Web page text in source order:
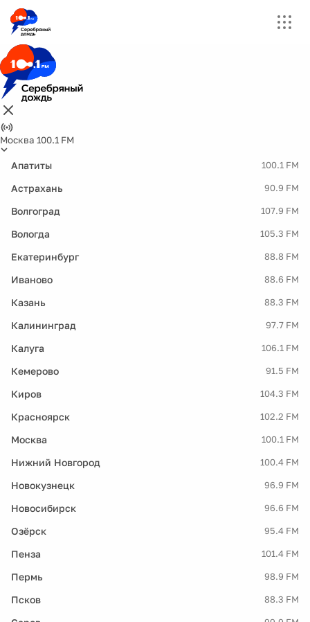
Москва 100.1 FM
Апатиты 100.1 FM
Астрахань 90.9 FM
Волгоград 107.9 FM
Вологда 105.3 FM
Екатеринбург 88.8 FM
Иваново 88.6 FM
Казань 88.3 FM
Калининград 97.7 FM
Калуга 106.1 FM
Кемерово 91.5 FM
Киров 104.3 FM
Красноярск 102.2 FM
Москва 100.1 FM
Нижний Новгород 100.4 FM
Новокузнецк 96.9 FM
Новосибирск 96.6 FM
Озёрск 95.4 FM
Пенза 101.4 FM
Пермь 98.9 FM
Псков 88.3 FM